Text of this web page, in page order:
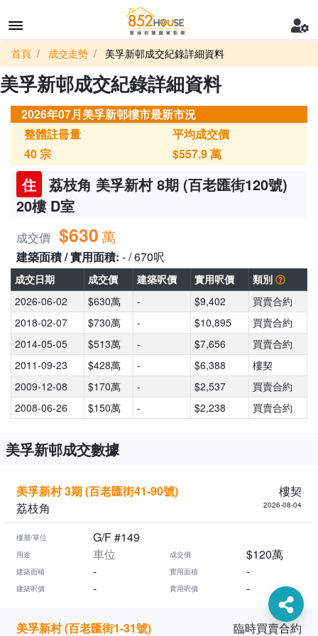
首頁 成交走勢 美孚新邨成交紀錄詳細資料
美孚新邨成交紀錄詳細資料
2026年07月美孚新邨樓市最新市況
整體註冊量
40宗
平均成交價
$557.9萬
住
荔枝角 美孚新村 8期 (百老匯街120號)
20樓 D室
成交價 $630萬
建築面積 / 實用面積: - / 670呎
成交日期 成交價 建築呎價 實用呎價
類別
2026-06-02
$630萬 - $9,402
買賣合約
2018-02-07
$730萬 - $10,895
買賣合約
2014-05-05
$513萬 - $7,656
買賣合約
2011-09-23
$428萬 - $6,388
樓契
2009-12-08
$170萬 - $2,537
買賣合約
2008-06-26
$150萬 - $2,238 買賣合約
美孚新邨成交數據
美孚新村 3期 (百老匯街41-90號)
樓契
荔枝角
2026-08-04
樓層/單位 G/F #149
用途 車位 成交價 $120萬
建築面積 - 實用面積 -
建築呎價 - 實用呎價 -
美孚新村 (百老匯街1-31號) 臨時買賣合約